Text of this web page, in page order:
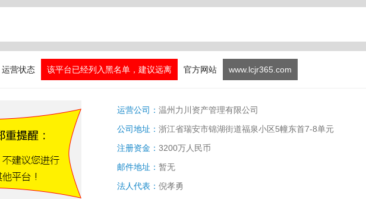
运营状态 该平台已经列入黑名单，建议远离 官方网站 www.lcjr365.com
运营公司： 温州力川资产管理有限公司
公司地址： 浙江省瑞安市锦湖街道福泉小区5幢东首7-8单元
注册资金： 3200万人民币
邮件地址： 暂无
法人代表： 倪孝勇